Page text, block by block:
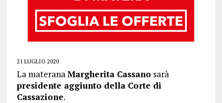
21 LUGLIO 2020
La materanaMargherita Cassano sarà
presidente aggiunto della Corte di
Cassazione.